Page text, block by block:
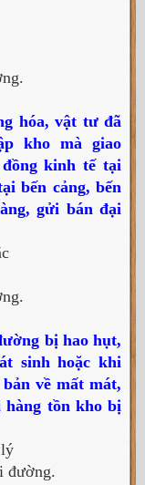
hóa, vật tư đã
kho mà giao
kinh tế tại
bến cảng, bến
gửi bán đại
bị hao hụt,
sinh hoặc khi
về mất mát,
tồn kho bị
đường.